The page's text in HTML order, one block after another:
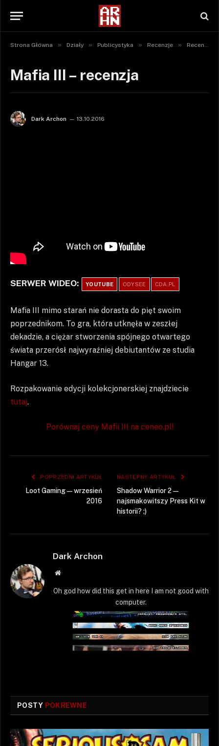
Strona Główna » Działy » Publicystyka » Recenzje » Recenzje gier
Mafia III – recenzja
Dark Archon 13.10.2016
SERWER WIDEO: YOUTUBE ODYSEE CDA.PL
Mafia III mimo starań nie dorasta do pięt swoim
poprzednikom. To gra, która utknęła w zeszłej
dekadzie, a ciężar stworzenia spójnego otwartego
świata przerósł najwyraźniej debiutantów ze studia
Hangar 13.
Rozpakowanie edycji kolekcjonerskiej znajdziecie
tutaj.
Porównaj ceny Mafii III na ceneo.pl!
POPRZEDNI ARTYKUŁ
Loot Gaming — wrzesień
2016
NASTĘPNY ARTYKUŁ
Shadow Warrior 2 —
najsmakowitszy Press Kit w
historii? ;)
Dark Archon
Strona
Oh god how did this get in here I am not good with
computer.
POSTY POKREWNE